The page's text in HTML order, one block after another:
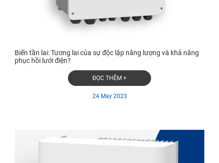
Biến tần lai: Tương lai của sự độc lập năng lượng và khả năng
phục hồi lưới điện?
ĐỌC THÊM +
24 May 2023